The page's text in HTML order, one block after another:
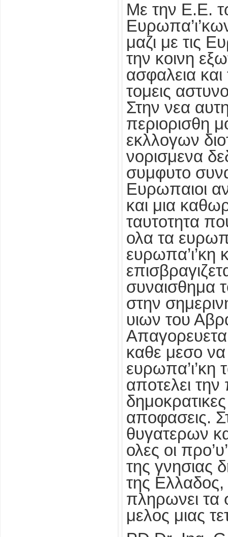
Με την Ε.Ε.
μαζι με τις
την κοινη
ασφαλεια
τομεις
Στην νεα
περιορισθη
εκλλογων
νορισμενα
συμφυτο
Ευρωπαιοι
και μια
ταυτοτητα
ολα τα
ευρωπα’ι’κη
συναισθημα
στην
υιων του
καθε μεσο
ευρωπα’ι’κη
αποτελει την
αποφασεις.
θυγατερων
ολες οι
της γνησιας
της Ελλαδος,
πληρωνει τα
μελος μιας